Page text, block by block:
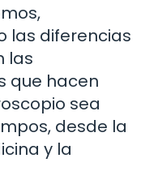
las diferencias
las
que hacen
sea
desde la
y la